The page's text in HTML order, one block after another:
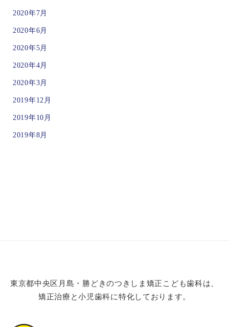
2020年7月
2020年6月
2020年5月
2020年4月
2020年3月
2019年12月
2019年10月
2019年8月
東京都中央区月島・勝どきのつきしま矯正こども歯科は、
矯正治療と小児歯科に特化しております。